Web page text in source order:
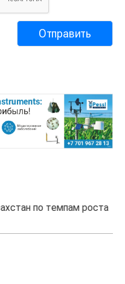
по темпам роста